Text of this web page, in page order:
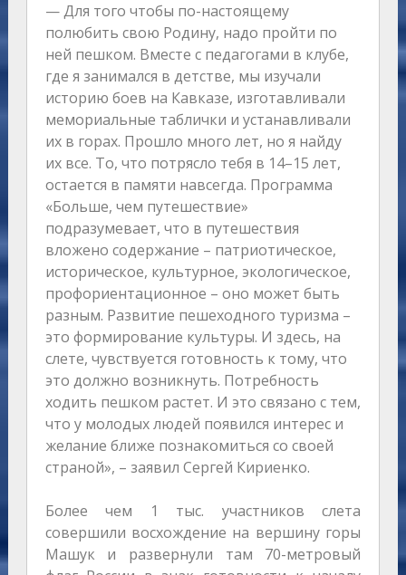
— Для того чтобы по-настоящему
полюбить свою Родину, надо пройти по
ней пешком. Вместе с педагогами в клубе,
где я занимался в детстве, мы изучали
историю боев на Кавказе, изготавливали
мемориальные таблички и устанавливали
их в горах. Прошло много лет, но я найду
их все. То, что потрясло тебя в 14–15 лет,
остается в памяти навсегда. Программа
«Больше, чем путешествие»
подразумевает, что в путешествия
вложено содержание – патриотическое,
историческое, культурное, экологическое,
профориентационное – оно может быть
разным. Развитие пешеходного туризма –
это формирование культуры. И здесь, на
слете, чувствуется готовность к тому, что
это должно возникнуть. Потребность
ходить пешком растет. И это связано с тем,
что у молодых людей появился интерес и
желание ближе познакомиться со своей
страной», – заявил Сергей Кириенко.
Более чем 1 тыс. участников слета
совершили восхождение на вершину горы
Машук и развернули там 70-метровый